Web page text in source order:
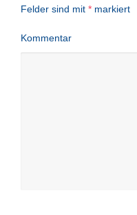
Felder sind mit * markiert
Kommentar